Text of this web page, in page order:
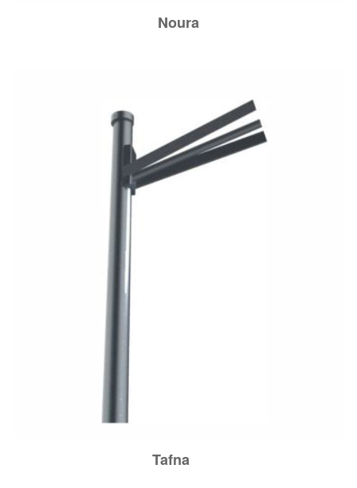
Noura
Tafna